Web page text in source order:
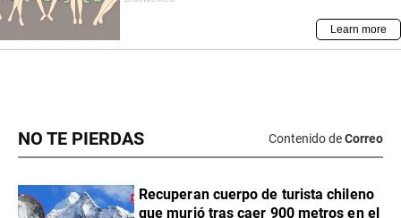
NO TE PIERDAS Contenido deCorreo
Recuperan cuerpo de turista chileno
que murió tras caer 900 metros en el